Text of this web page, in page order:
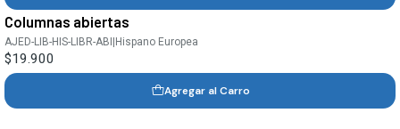
Columnas abiertas
AJED-LIB-HIS-LIBR-ABI|Hispano Europea
$19.900
Agregar al Carro